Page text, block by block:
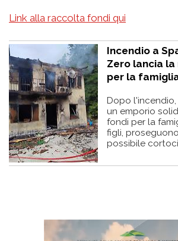
Link alla raccolta fondi qui
Incendio a
Zero lancia
per la
Dopo
un emporio
fondi per la
figli,
possibile